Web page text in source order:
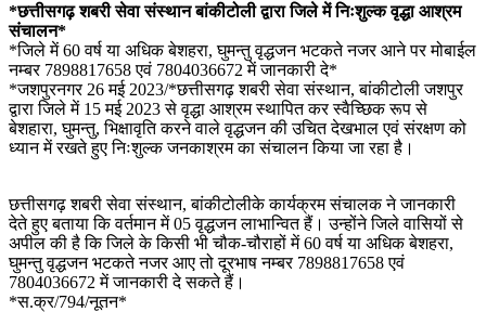
*छत्तीसगढ़ शबरी सेवा संस्थान बांकीटोली द्वारा जिले में निःशुल्क वृद्धा आश्रम
संचालन*
*जिले में 60 वर्ष या अधिक बेशहरा, घुमन्तु वृद्धजन भटकते नजर आने पर मोबाईल
नम्बर 7898817658 एवं 7804036672 में जानकारी दे*
*जशपुरनगर 26 मई 2023/*छत्तीसगढ़ शबरी सेवा संस्थान, बांकीटोली जशपुर
द्वारा जिले में 15 मई 2023 से वृद्धा आश्रम स्थापित कर स्वैच्छिक रूप से
बेशहारा, घुमन्तु, भिक्षावृति करने वाले वृद्धजन की उचित देखभाल एवं संरक्षण को
ध्यान में रखते हुए निःशुल्क जनकाश्रम का संचालन किया जा रहा है।
छत्तीसगढ़ शबरी सेवा संस्थान, बांकीटोलीके कार्यक्रम संचालक ने जानकारी
देते हुए बताया कि वर्तमान में 05 वृद्धजन लाभान्वित हैं। उन्होंने जिले वासियों से
अपील की है कि जिले के किसी भी चौक-चौराहों में 60 वर्ष या अधिक बेशहरा,
घुमन्तु वृद्धजन भटकते नजर आए तो दूरभाष नम्बर 7898817658 एवं
7804036672 में जानकारी दे सकते हैं।
*स.क्र/794/नूतन*